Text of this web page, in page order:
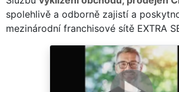
spolehlivě a odborně zajistí a
mezinárodní franchisové sítě EXTRA